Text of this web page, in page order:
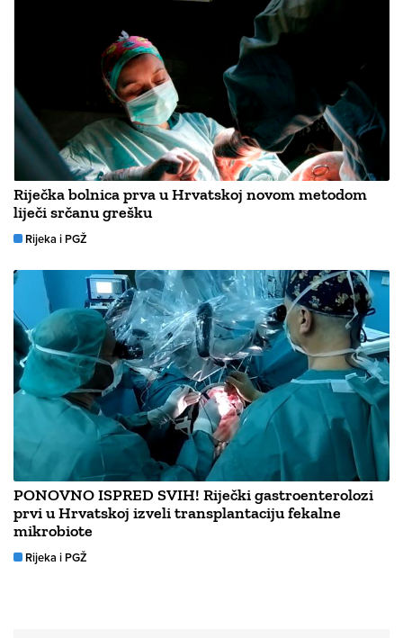
Riječka bolnica prva u Hrvatskoj novom metodom
liječi srčanu grešku
Rijeka i PGŽ
PONOVNO ISPRED SVIH! Riječki gastroenterolozi
prvi u Hrvatskoj izveli transplantaciju fekalne
mikrobiote
Rijeka i PGŽ